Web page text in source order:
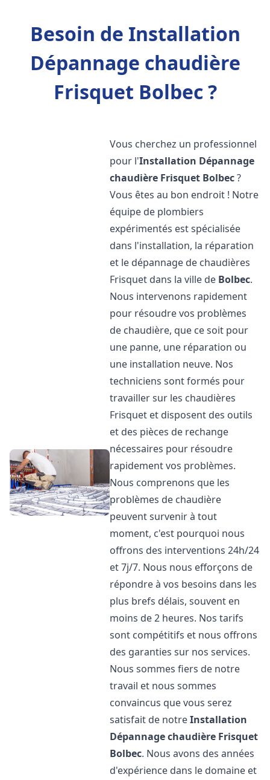
Besoin de Installation
Dépannage chaudière
Frisquet Bolbec ?
Vous cherchez un professionnel
pour l'Installation Dépannage
chaudière Frisquet Bolbec?
Vous êtes au bon endroit ! Notre
équipe de plombiers
expérimentés est spécialisée
dans l'installation, la réparation
et le dépannage de chaudières
Frisquet dans la ville de Bolbec.
Nous intervenons rapidement
pour résoudre vos problèmes
de chaudière, que ce soit pour
une panne, une réparation ou
une installation neuve. Nos
techniciens sont formés pour
travailler sur les chaudières
Frisquet et disposent des outils
et des pièces de rechange
nécessaires pour résoudre
rapidement vos problèmes.
Nous comprenons que les
problèmes de chaudière
peuvent survenir à tout
moment, c'est pourquoi nous
offrons des interventions 24h/24
et 7j/7. Nous nous efforçons de
répondre à vos besoins dans les
plus brefs délais, souvent en
moins de 2 heures. Nos tarifs
sont compétitifs et nous offrons
des garanties sur nos services.
Nous sommes fiers de notre
travail et nous sommes
convaincus que vous serez
satisfait de notreInstallation
Dépannage chaudière Frisquet
Bolbec. Nous avons des années
d'expérience dans le domaine et